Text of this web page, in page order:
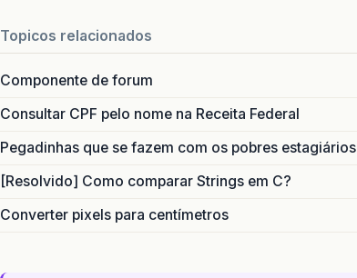
Topicos relacionados
Componente de forum
Consultar CPF pelo nome na Receita Federal
Pegadinhas que se fazem com os pobres estagiários
[Resolvido] Como comparar Strings em C?
Converter pixels para centímetros